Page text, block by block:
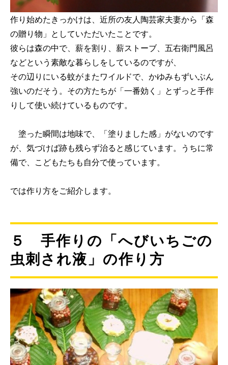
作り始めたきっかけは、近所の友人陶芸家夫妻から「森
の贈り物」としていただいたことです。
彼らは森の中で、薪を割り、薪ストーブ、五右衛門風呂
などという素敵な暮らしをしているのですが、
その辺りにいる蚊がまたワイルドで、かゆみもずいぶん
強いのだそう。その方たちが「一番効く」とずっと手作
りして使い続けているものです。
塗った瞬間は地味で、「塗りました感」がないのです
が、気づけば跡も残らず治ると感じています。うちに常
備で、こどもたちも自分で使っています。
では作り方をご紹介します。
５ 手作りの「へびいちごの
虫刺され液」の作り方